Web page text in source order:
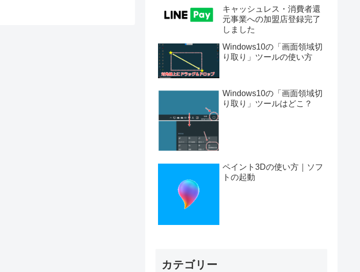
キャッシュレス・消費者還
元事業への加盟店登録完了
しました
Windows10の「画面領域切
り取り」ツールの使い方
Windows10の「画面領域切
り取り」ツールはどこ？
ペイント3Dの使い方｜ソフ
トの起動
カテゴリー